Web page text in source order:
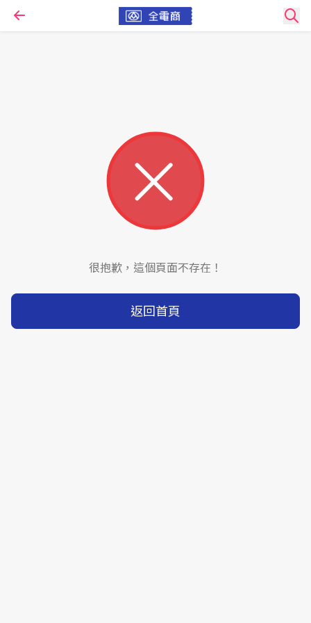
很抱歉，這個頁面不存在！
返回首頁